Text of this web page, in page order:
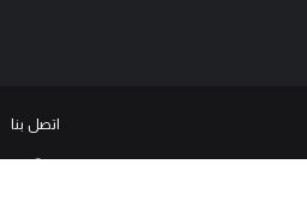
اتصل بنا